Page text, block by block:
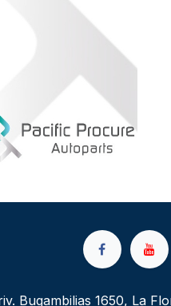
Bugambilias 1650, La